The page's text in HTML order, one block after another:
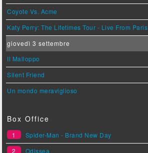
Coyote Vs. Acme
Katy Perry: The Lifetimes Tour - Live From Paris
giovedì 3 settembre
Il Malloppo
Silent Friend
Un mondo meraviglioso
Box Office
1
Spider-Man - Brand New Day
2
Odissea